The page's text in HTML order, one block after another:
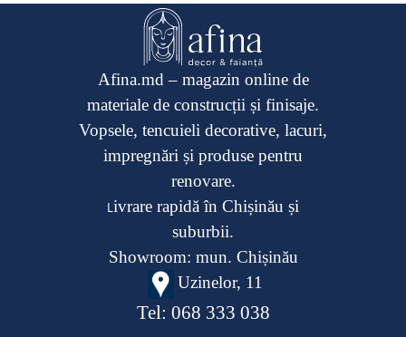
Afina.md – magazin online de
materiale de construcții și finisaje.
Vopsele, tencuieli decorative, lacuri,
impregnări și produse pentru
renovare.
Livrare rapidă în Chișinău și
suburbii.
Showroom: mun. Chișinău
Uzinelor, 11
Tel: 068 333 038